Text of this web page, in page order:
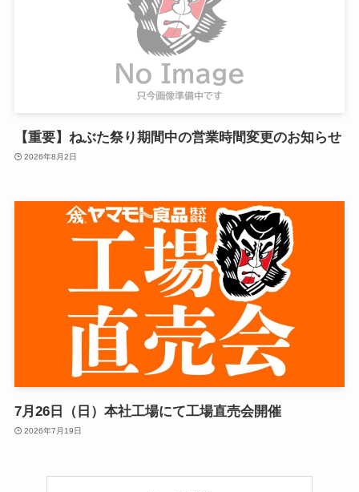
【重要】ねぶた祭り期間中の営業時間変更のお知らせ
2026年8月2日
7月26日（日）本社工場にて工場直売会開催
2026年7月19日